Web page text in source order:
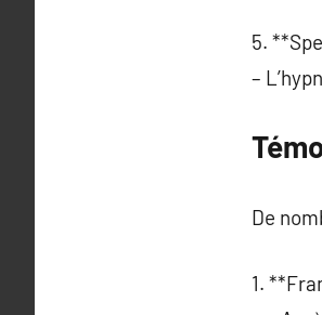
5.
–
De
1.